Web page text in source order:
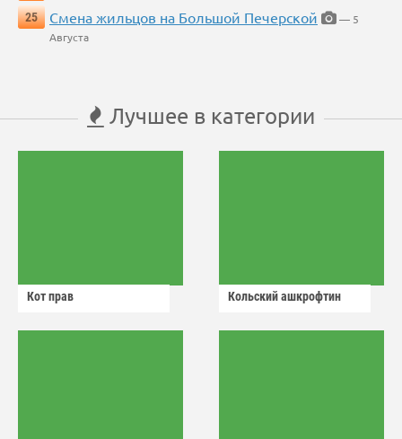
25
Смена жильцов на Большой Печерской
— 5
Августа
Лучшее в категории
Кот прав Кольский ашкрофтин